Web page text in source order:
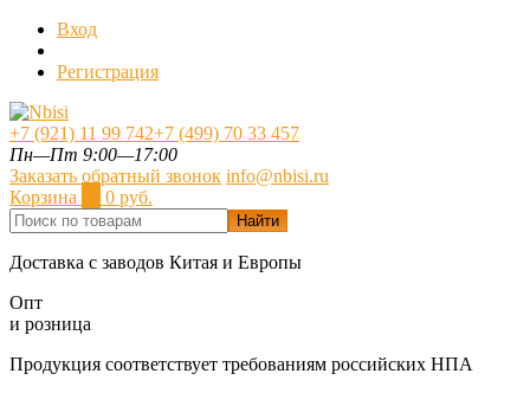
Вход
Регистрация
+7 (921) 11 99 742+7 (499) 70 33 457
Пн—Пт 9:00—17:00
Заказать обратный звонок info@nbisi.ru
Корзина
0 руб.
Найти
Доставка с заводов Китая и Европы
Опт
и розница
Продукция соответствует требованиям российских НПА